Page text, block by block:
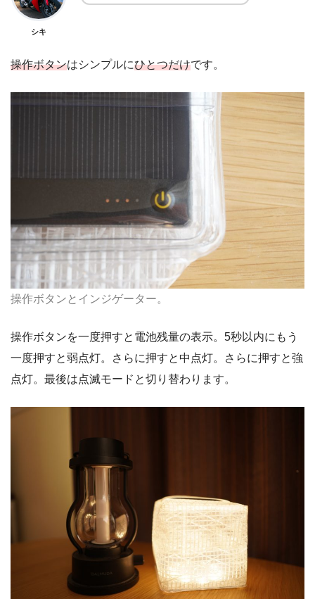
シキ
操作ボタンはシンプルにひとつだけです。
操作ボタンとインジゲーター。
操作ボタンを一度押すと電池残量の表示。5秒以内にもう
一度押すと弱点灯。さらに押すと中点灯。さらに押すと強
点灯。最後は点滅モードと切り替わります。